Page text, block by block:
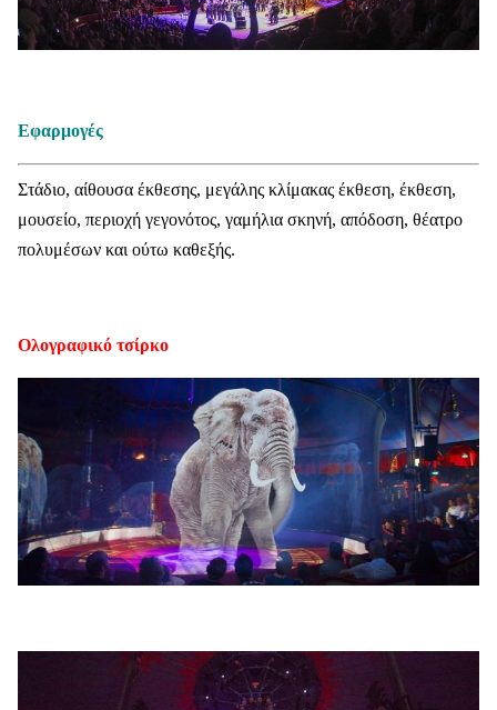
Εφαρμογές
Στάδιο, αίθουσα έκθεσης, μεγάλης κλίμακας έκθεση, έκθεση,
μουσείο, περιοχή γεγονότος, γαμήλια σκηνή, απόδοση, θέατρο
πολυμέσων και ούτω καθεξής.
Ολογραφικό τσίρκο